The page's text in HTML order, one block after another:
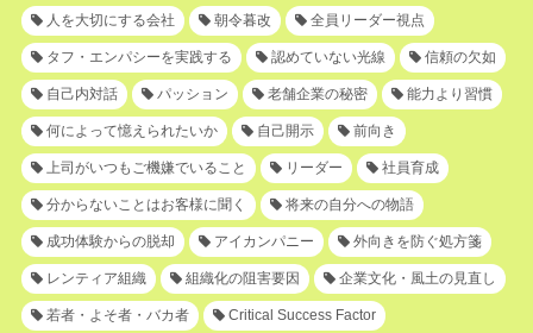
人を大切にする会社 朝令暮改 全員リーダー視点
タフ・エンパシーを実践する 認めていない光線 信頼の欠如
自己内対話 パッション 老舗企業の秘密 能力より習慣
何によって憶えられたいか 自己開示 前向き
上司がいつもご機嫌でいること リーダー 社員育成
分からないことはお客様に聞く 将来の自分への物語
成功体験からの脱却 アイカンパニー 外向きを防ぐ処方箋
レンティア組織 組織化の阻害要因 企業文化・風土の見直し
若者・よそ者・バカ者 Critical Success Factor